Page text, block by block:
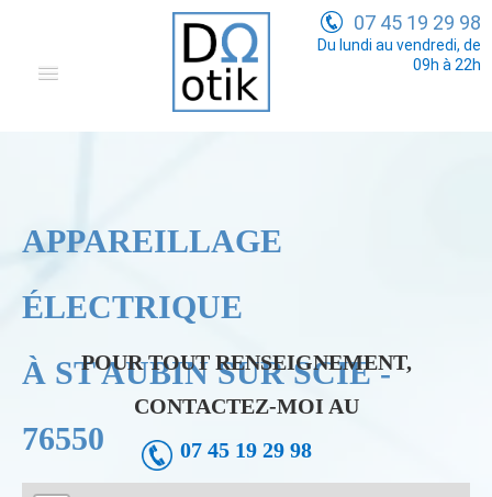
07 45 19 29 98
Du lundi au vendredi, de
09h à 22h
APPAREILLAGE
ÉLECTRIQUE
À ST AUBIN SUR SCIE -
76550
POUR TOUT RENSEIGNEMENT,
CONTACTEZ-MOI AU
07 45 19 29 98